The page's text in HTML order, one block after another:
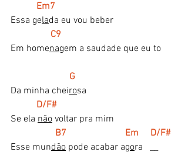
Em7
Essa gelada eu vou beber
C9
Em homenagem a saudade que eu to
G
Da minha cheirosa
  D/F#
Se ela não voltar pra mim
B7                         Em     D/F#
Esse mundão pode acabar agora   __